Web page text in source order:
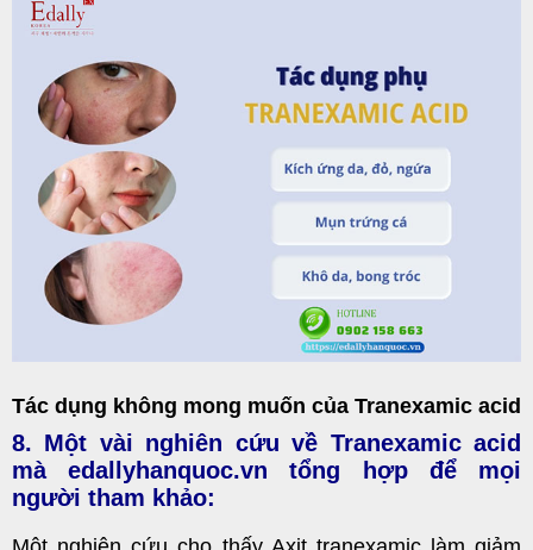
Tác dụng không mong muốn của Tranexamic acid
8. Một vài nghiên cứu về Tranexamic acid
mà edallyhanquoc.vn tổng hợp để mọi
người tham khảo: